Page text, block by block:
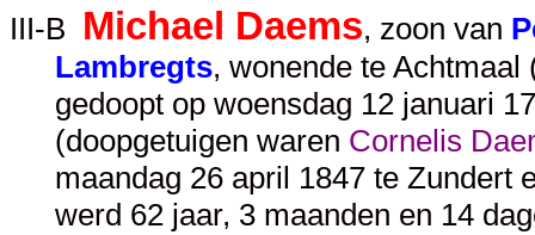
III-B Michael Daems, zoon van
Lambregts, wonende te
gedoopt op woensdag 12 januari
(doopgetuigen waren Cornelis
maandag 26 april 1847 te Zundert
werd 62 jaar, 3 maanden en 14